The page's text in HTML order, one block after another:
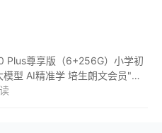
Plus尊享版（6+256G）小学初
型 AI精准学 培生朗文会员"
100058037196.html"